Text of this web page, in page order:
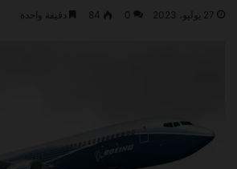
27 يوليو، 2023 0
84 دقيقة واحدة